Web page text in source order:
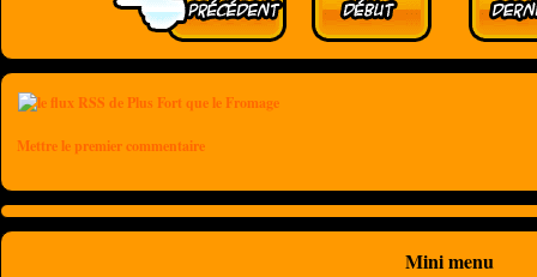
Mettre le premier commentaire
Mini menu